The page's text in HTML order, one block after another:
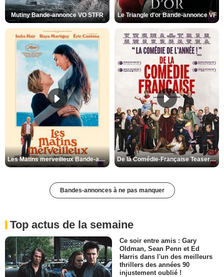
Mutiny Bande-annonce VO STFR Le Triangle d'or Bande-annonce VF
Les Matins merveilleux Bande-annonce VF De la Comédie-Française Teaser VF
Bandes-annonces à ne pas manquer
Top actus de la semaine
Ce soir entre amis : Gary
Oldman, Sean Penn et Ed
Harris dans l'un des meilleurs
thrillers des années 90
injustement oublié !